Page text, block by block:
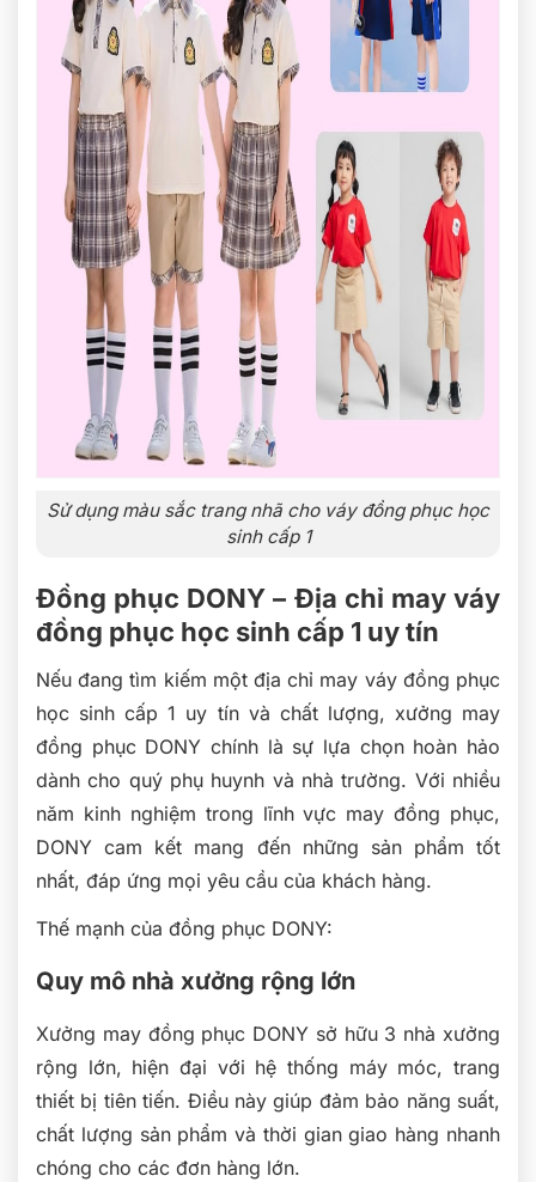
Sử dụng màu sắc trang nhã cho váy đồng phục học
sinh cấp 1
Đồng phục DONY – Địa chỉ may váy
đồng phục học sinh cấp 1 uy tín
Nếu đang tìm kiếm một địa chỉ may váy đồng phục
học sinh cấp 1 uy tín và chất lượng, xưởng may
đồng phục DONY chính là sự lựa chọn hoàn hảo
dành cho quý phụ huynh và nhà trường. Với nhiều
năm kinh nghiệm trong lĩnh vực may đồng phục,
DONY cam kết mang đến những sản phẩm tốt
nhất, đáp ứng mọi yêu cầu của khách hàng.
Thế mạnh của đồng phục DONY:
Quy mô nhà xưởng rộng lớn
Xưởng may đồng phục DONY sở hữu 3 nhà xưởng
rộng lớn, hiện đại với hệ thống máy móc, trang
thiết bị tiên tiến. Điều này giúp đảm bảo năng suất,
chất lượng sản phẩm và thời gian giao hàng nhanh
chóng cho các đơn hàng lớn.